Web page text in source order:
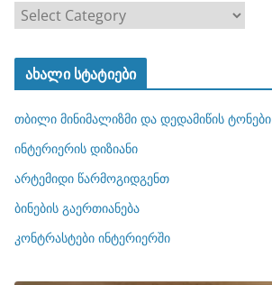
ა
ტ
ო
რ
ბ
ი
ახალი სტატიები
თბილი მინიმალიზმი და დედამიწის ტონები
ინტერიერის დიზიანი
არტემიდი წარმოგიდგენთ
ბინების გაერთიანება
კონტრასტები ინტერიერში